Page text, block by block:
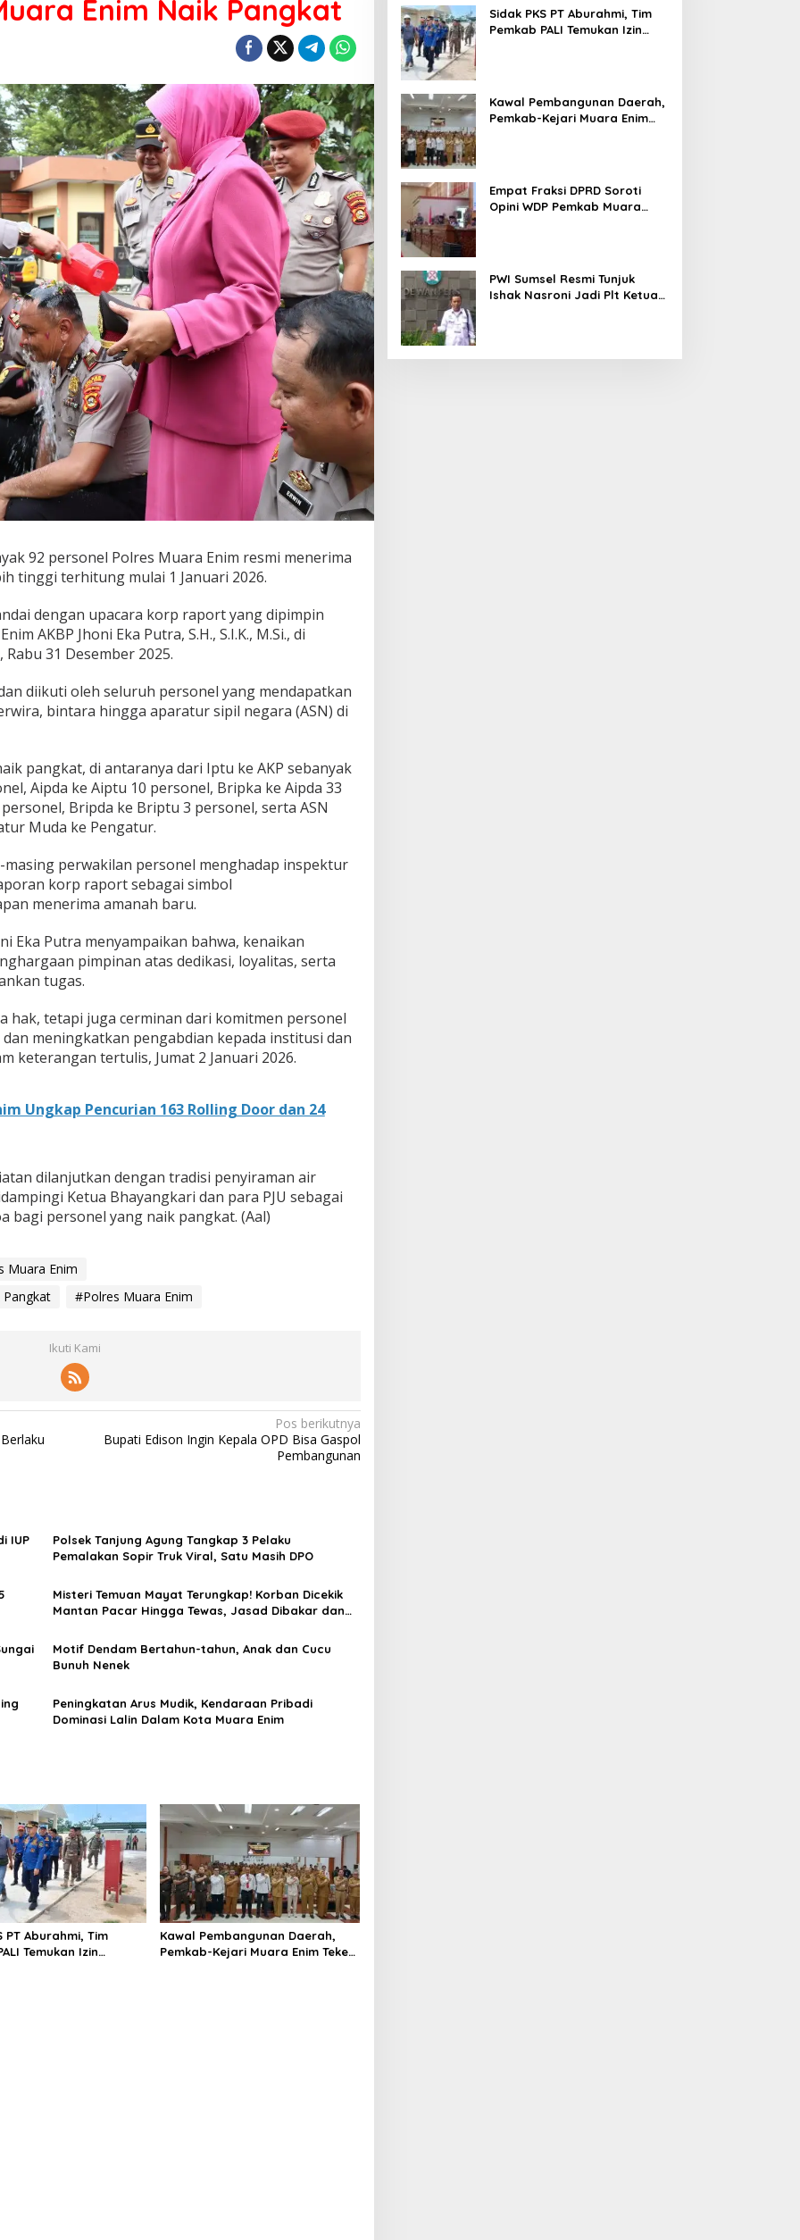
Enim Naik Pangkat
92 personel Polres Muara Enim resmi menerima
tinggi terhitung mulai 1 Januari 2026.
dengan upacara korp raport yang dipimpin
AKBP Jhoni Eka Putra, S.H., S.I.K., M.Si., di
31 Desember 2025.
diikuti oleh seluruh personel yang mendapatkan
bintara hingga aparatur sipil negara (ASN) di
pangkat, di antaranya dari Iptu ke AKP sebanyak
Aipda ke Aiptu 10 personel, Bripka ke Aipda 33
Bripda ke Briptu 3 personel, serta ASN
Muda ke Pengatur.
masing perwakilan personel menghadap inspektur
korp raport sebagai simbol
menerima amanah baru.
Eka Putra menyampaikan bahwa, kenaikan
pimpinan atas dedikasi, loyalitas, serta
tugas.
hak, tetapi juga cerminan dari komitmen personel
meningkatkan pengabdian kepada institusi dan
keterangan tertulis, Jumat 2 Januari 2026.
Ungkap Pencurian 163 Rolling Door dan 24
dilanjutkan dengan tradisi penyiraman air
Ketua Bhayangkari dan para PJU sebagai
bagi personel yang naik pangkat. (Aal)
Muara Enim
#Polres Muara Enim
Ikuti Kami
Pos berikutnya
Bupati Edison Ingin Kepala OPD Bisa Gaspol
Pembangunan
IUP
Polsek Tanjung Agung Tangkap 3 Pelaku
Pemalakan Sopir Truk Viral, Satu Masih DPO
Misteri Temuan Mayat Terungkap! Korban Dicekik
Mantan Pacar Hingga Tewas, Jasad Dibakar dan
Motif Dendam Bertahun-tahun, Anak dan Cucu
Bunuh Nenek
Peningkatan Arus Mudik, Kendaraan Pribadi
Dominasi Lalin Dalam Kota Muara Enim
PT Aburahmi, Tim
Temukan Izin
Kawal Pembangunan Daerah,
Pemkab-Kejari Muara Enim Teken
Sidak PKS PT Aburahmi, Tim
Pemkab PALI Temukan Izin
Kawal Pembangunan Daerah,
Pemkab-Kejari Muara Enim
Empat Fraksi DPRD Soroti
Opini WDP Pemkab Muara
PWI Sumsel Resmi Tunjuk
Ishak Nasroni Jadi Plt Ketua